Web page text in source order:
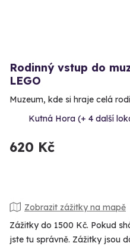
Rodinný vstup do
LEGO
Muzeum, kde si hraje celá
Kutná Hora (+ 4 další
620 Kč
Zobrazit zážitky na mapě
Zážitky do 1500 Kč. Pokud
jste tu správně. Zážitky jsou